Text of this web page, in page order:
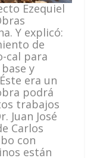
Ezequiel
. Y explicó:
de
cal para
y
era un
podrá
trabajos
Juan José
Carlos
con
están